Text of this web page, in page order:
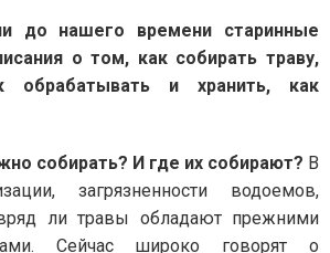
до нашего времени старинные
о том, как собирать траву,
обрабатывать и хранить, как
собирать? И где их собирают? В
загрязненности водоемов,
ли травы обладают прежними
Сейчас широко говорят о